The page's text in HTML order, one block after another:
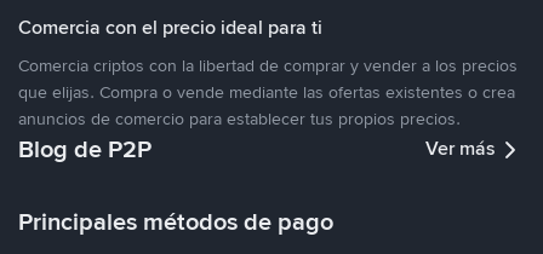
Comercia con el precio ideal para ti
Comercia criptos con la libertad de comprar y vender a los precios
que elijas. Compra o vende mediante las ofertas existentes o crea
anuncios de comercio para establecer tus propios precios.
Blog de P2P Ver más
Principales métodos de pago